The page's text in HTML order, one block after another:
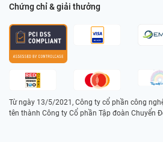
Chứng chỉ & giải thưởng
Từ ngày 13/5/2021, Công ty cổ phần công
tên thành Công ty Cổ phần Tập đoàn Chuyển